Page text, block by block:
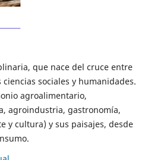
que nace del cruce entre
sociales y humanidades.
agroalimentario,
agroindustria, gastronomía,
y cultura) y sus paisajes, desde